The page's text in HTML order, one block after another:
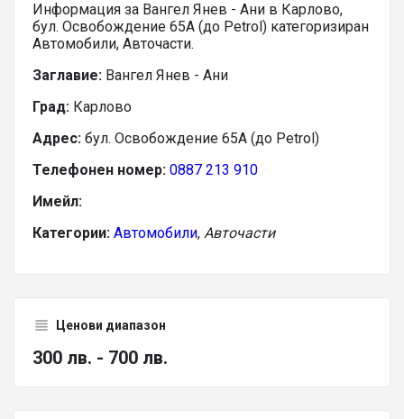
Информация за Вангел Янев - Ани в Карлово,
бул. Освобождение 65А (до Petrol) категоризиран
Автомобили, Авточасти.
Заглавие: Вангел Янев - Ани
Град: Карлово
Адрес: бул. Освобождение 65А (до Petrol)
Телефонен номер: 0887 213 910
Имейл:
Категории: Автомобили, Авточасти
Ценови диапазон
300 лв. - 700 лв.